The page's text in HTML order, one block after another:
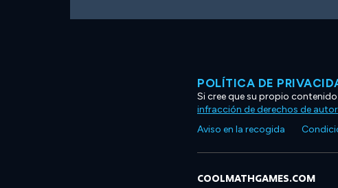
POLÍTICA DE
Si cree que su propio
infracción de derechos de autor
Aviso en la recogida
COOLMATHGAMES.COM